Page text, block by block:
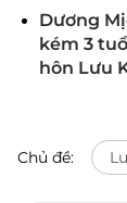
Dương
kém 3
hôn Lưu
Chủ đề: